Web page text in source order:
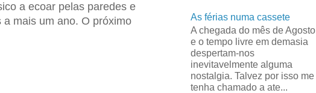
a ecoar pelas paredes e
mais um ano. O próximo
As férias numa cassete
A chegada do mês de Agosto
e o tempo livre em demasia
despertam-nos
inevitavelmente alguma
nostalgia. Talvez por isso me
tenha chamado a ate...